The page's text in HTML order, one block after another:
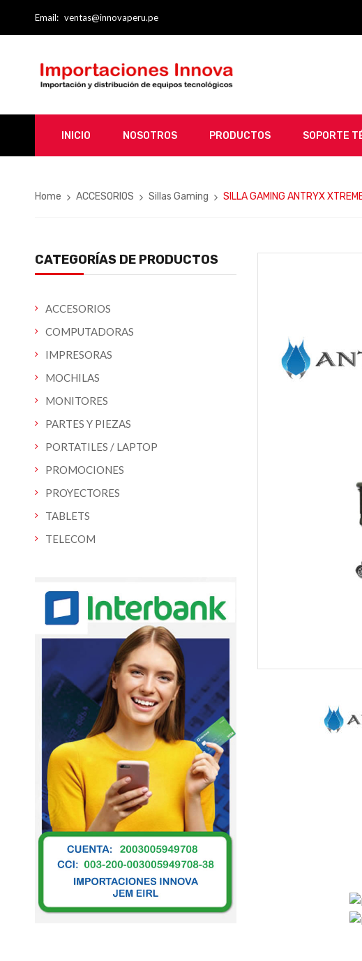
Email: ventas@innovaperu.pe
INICIO NOSOTROS PRODUCTOS SOPORTE
Home ACCESORIOS Sillas Gaming SILLA GAMING ANTRYX
CATEGORÍAS DE PRODUCTOS
ACCESORIOS
COMPUTADORAS
IMPRESORAS
MOCHILAS
MONITORES
PARTES Y PIEZAS
PORTATILES / LAPTOP
PROMOCIONES
PROYECTORES
TABLETS
TELECOM